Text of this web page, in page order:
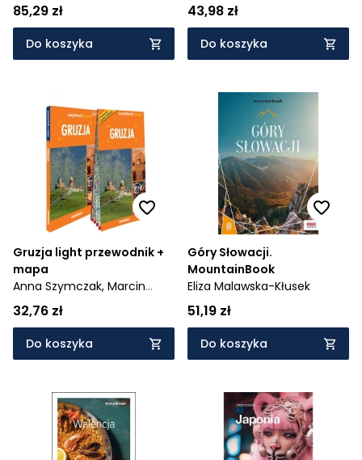
85,29 zł
Do koszyka
43,98 zł
Do koszyka
Gruzja light przewodnik +
mapa
Anna Szymczak, Marcin
Szymczak
32,76 zł
Do koszyka
Góry Słowacji.
MountainBook
Eliza Malawska-Kłusek
51,19 zł
Do koszyka